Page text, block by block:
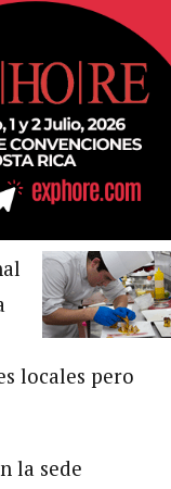
locales pero
la sede